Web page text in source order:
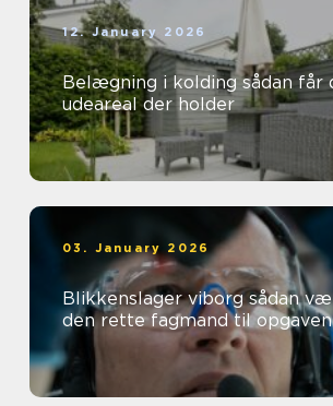
12. January 2026
Belægning i kolding sådan får du et
udeareal der holder
03. January 2026
Blikkenslager viborg sådan vælger du
den rette fagmand til opgaven